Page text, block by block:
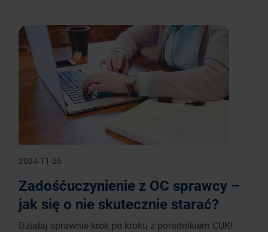
2024-11-26
Zadośćuczynienie z OC sprawcy –
jak się o nie skutecznie starać?
Działaj sprawnie krok po kroku z poradnikiem CUK!